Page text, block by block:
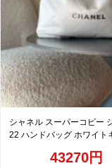
シャネル スーパーコピー
22 ハンドバッグ ホワイト
43270円